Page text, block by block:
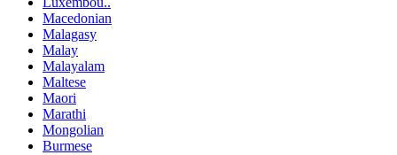
Macedonian
Malagasy
Malay
Malayalam
Maltese
Maori
Marathi
Mongolian
Burmese